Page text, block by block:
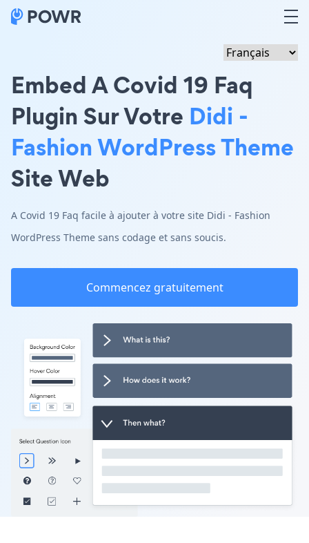
Embed A Covid 19 Faq
Plugin Sur Votre Didi -
Fashion WordPress Theme
Site Web
A Covid 19 Faq facile à ajouter à votre site Didi - Fashion
WordPress Theme sans codage et sans soucis.
Commencez gratuitement